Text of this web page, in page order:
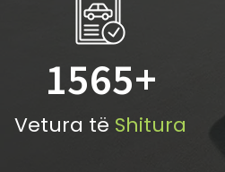
1565+
Vetura të Shitura